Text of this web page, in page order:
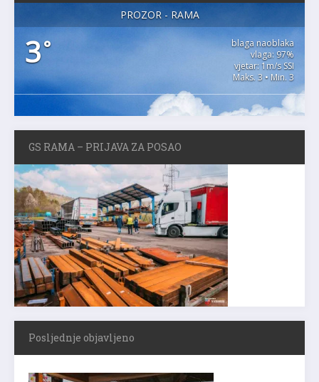
PROZOR - RAMA
3°
blaga naoblaka
vlaga: 97%
vjetar: 1m/s SSI
Maks. 3 • Min. 3
GS RAMA – PRIJAVA ZA POSAO
Posljednje objavljeno